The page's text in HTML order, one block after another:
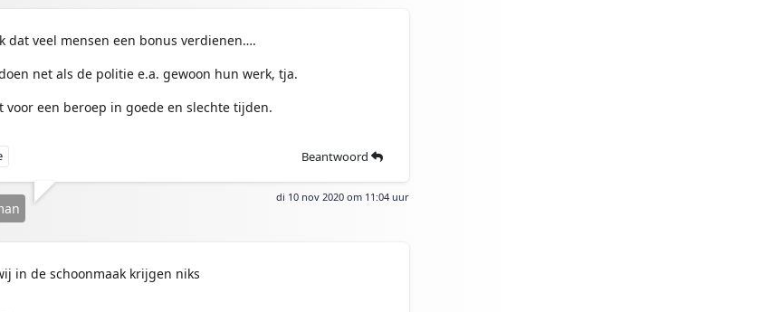
dat veel mensen een bonus verdienen….
doen net als de politie e.a. gewoon hun werk, tja.
voor een beroep in goede en slechte tijden.
Beantwoord
di 10 nov 2020 om 11:04 uur
in de schoonmaak krijgen niks